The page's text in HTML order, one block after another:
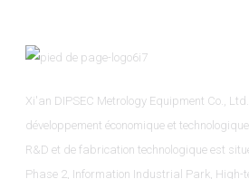
Xi'an DIPSEC Metrology Equipment Co.,
développement économique et
R&D et de fabrication technologique est
Phase 2, Information Industrial Park, High-